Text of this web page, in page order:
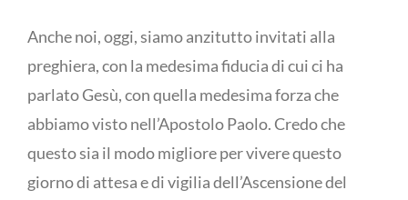
Anche noi, oggi, siamo anzitutto invitati alla
preghiera, con la medesima fiducia di cui ci ha
parlato Gesù, con quella medesima forza che
abbiamo visto nell’Apostolo Paolo. Credo che
questo sia il modo migliore per vivere questo
giorno di attesa e di vigilia dell’Ascensione del